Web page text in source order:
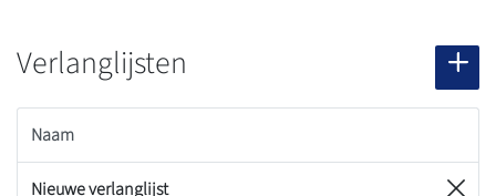
Verlanglijsten
Naam
Nieuwe verlanglijst